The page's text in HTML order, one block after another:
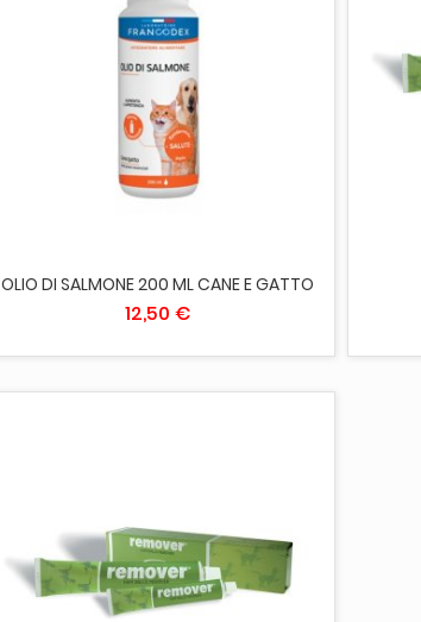
AGGIUNGI AL CARRELLO
OLIO DI SALMONE 200 ML CANE E GATTO
12,50 €